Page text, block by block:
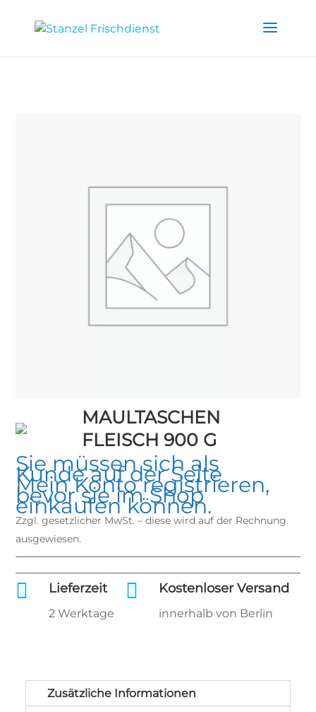
MAULTASCHEN
FLEISCH 900 G
Sie müssen sich als
Kunde auf der Seite
Mein Kontoregistrieren,
bevor sie im Shop
einkaufen können.
Zzgl. gesetzlicher MwSt. – diese wird auf der Rechnung
ausgewiesen.
 Lieferzeit
2 Werktage
 Kostenloser Versand
innerhalb von Berlin
Zusätzliche Informationen